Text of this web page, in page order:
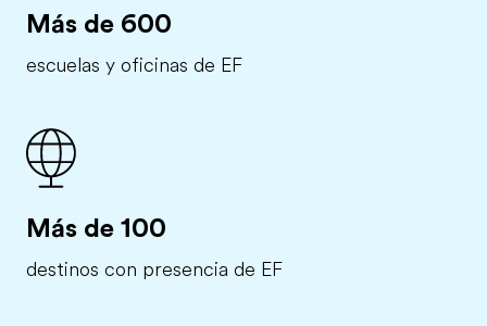
Más de 600
escuelas y oficinas de EF
Más de 100
destinos con presencia de EF